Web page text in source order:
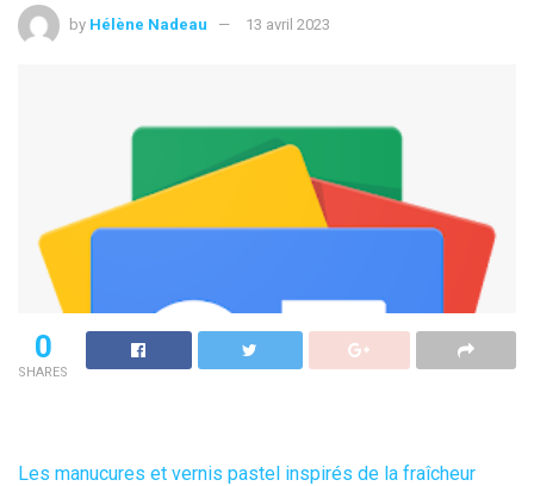
by Hélène Nadeau 13 avril 2023
0
SHARES
Les manucures et vernis pastel inspirés de la fraîcheur